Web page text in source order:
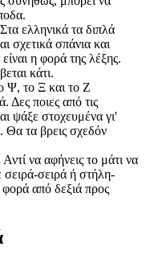
Στα ελληνικά τα διπλά
σπάνια και
η φορά της λέξης.
κάτι.
Ψ, το Ξ και το Ζ
Δες ποιες από τις
ψάξε στοχευμένα γι'
Θα τα βρεις σχεδόν
Αντί να αφήνεις το μάτι να
σειρά-σειρά ή στήλη-
από δεξιά προς